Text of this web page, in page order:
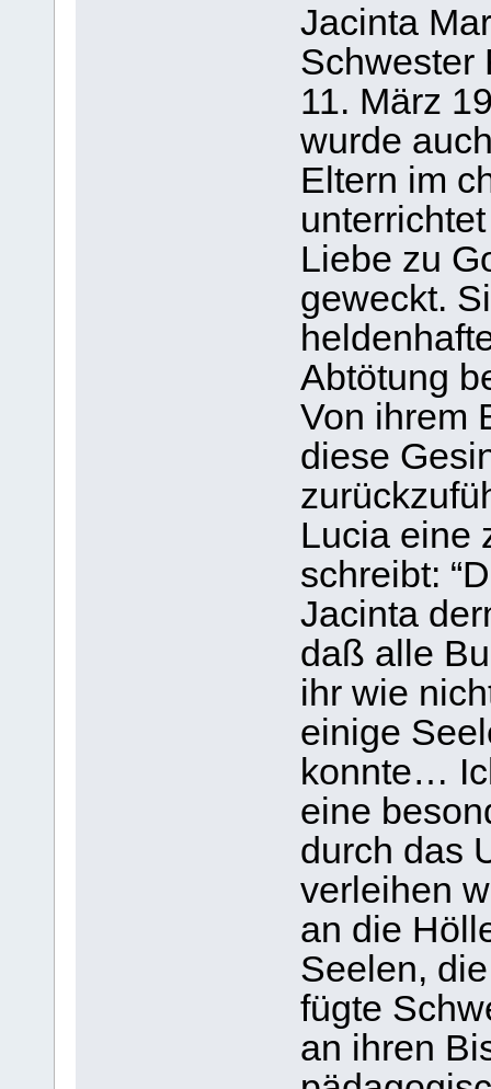
Jacinta
Schwester
11. März
wurde
Eltern im
Liebe zu
geweckt.
Abtötung
Von ihrem
diese
Lucia eine
schreibt:
Jacinta
daß alle
ihr wie
einige
konnte…
eine
durch das
verleihen
an die
Seelen,
fügte
an ihren